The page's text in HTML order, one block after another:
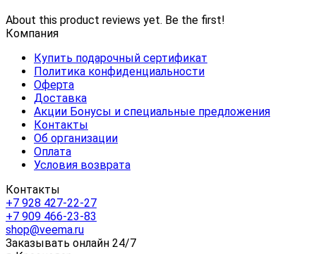
About this product reviews yet. Be the first!
Компания
Купить подарочный сертификат
Политика конфиденциальности
Оферта
Доставка
Акции Бонусы и специальные предложения
Контакты
Об организации
Оплата
Условия возврата
Контакты
+7 928 427-22-27
+7 909 466-23-83
shop@veema.ru
Заказывать онлайн 24/7